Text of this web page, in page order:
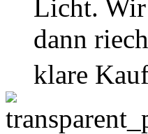
Licht. Wir
dann
klare